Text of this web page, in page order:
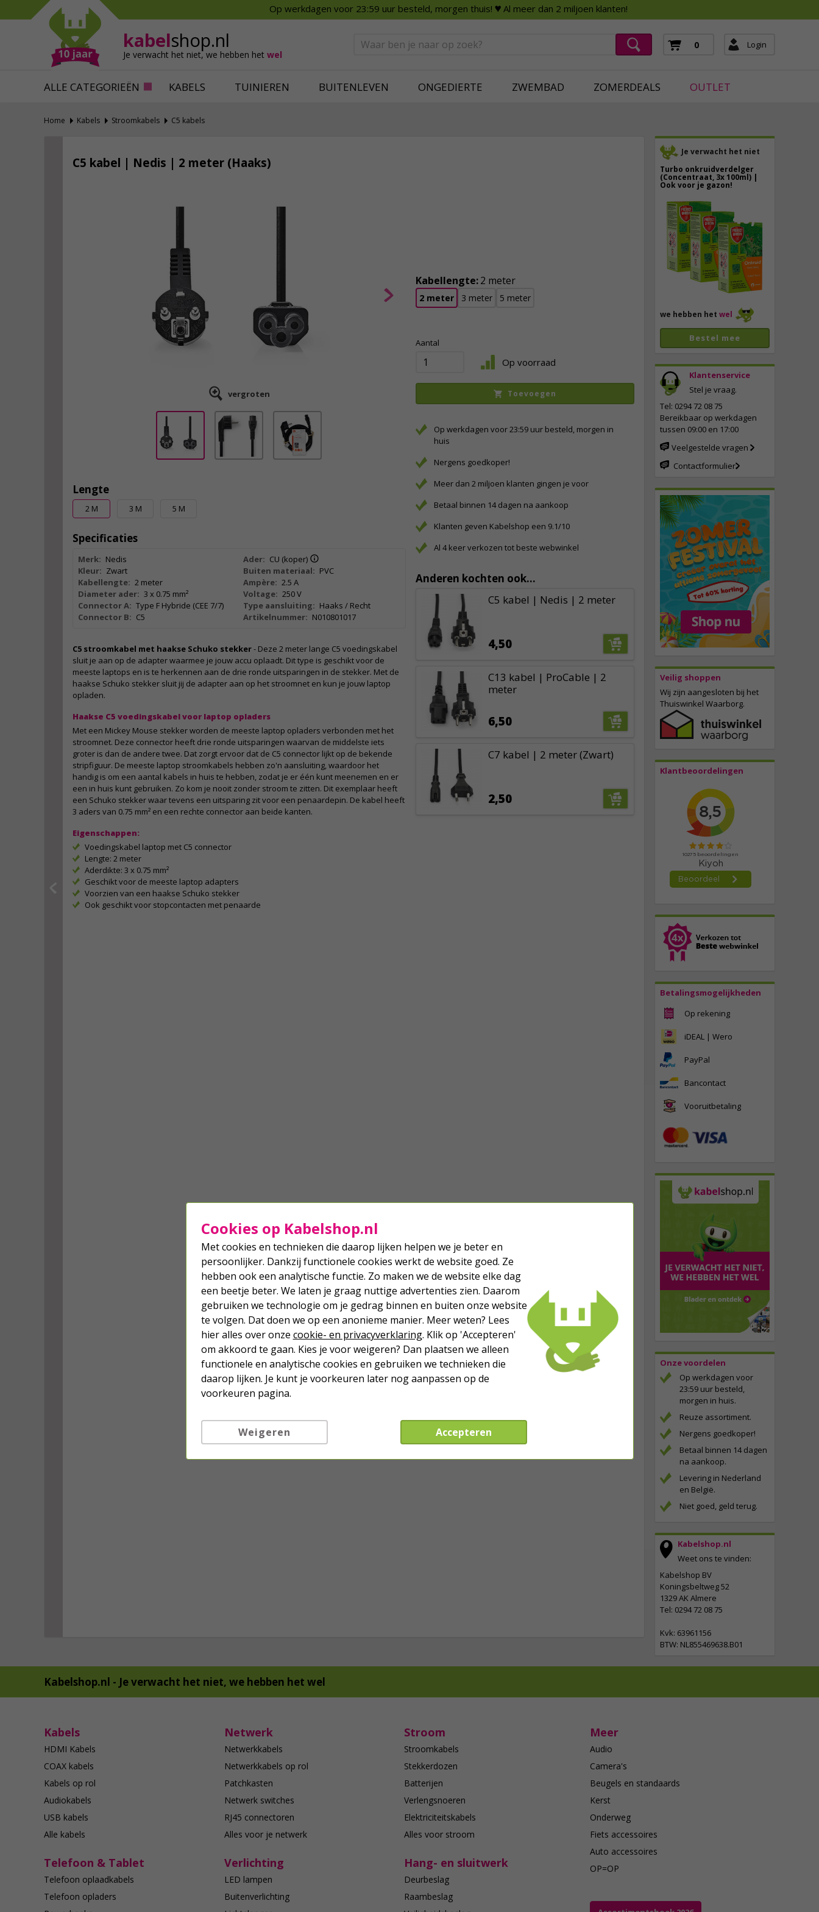
Op werkdagen voor 23:59 uur besteld, morgen thuis! ♥ Al meer dan 2 miljoen klanten!
kabelshop.nl
Je verwacht het niet, we hebben het wel
0 Login
ALLE CATEGORIEËN KABELS TUINIEREN BUITENLEVEN ONGEDIERTE ZWEMBAD ZOMERDEALS OUTLET
Mollen verjagen
Slakken bestrijden
Katten verjagen
Alles tegen ongedierte
Verfbenodigdheden
Behangbenodigdheden
Ventilatie
Smart Home
Deurbellen
Slimme beveiliging
Home Kabels Stroomkabels C5 kabels
Je verwacht het niet
Turbo onkruidverdelger
(Concentraat, 3x 100ml) |
Ook voor je gazon!
40,
we hebben het wel
Bestel mee
Klantenservice
Stel je vraag.
Tel: 0294 72 08 75
Bereikbaar op werkdagen
tussen 09:00 en 17:00
Veelgestelde vragen
Contactformulier
Veilig shoppen
Wij zijn aangesloten bij het
Thuiswinkel Waarborg.
Klantbeoordelingen
Betalingsmogelijkheden
Op rekening
iDEAL | Wero
PayPal
Bancontact
Vooruitbetaling
Onze voordelen
Op werkdagen voor
23:59 uur besteld,
morgen in huis.
Reuze assortiment.
Nergens goedkoper!
Betaal binnen 14 dagen
na aankoop.
Levering in Nederland
en België.
Niet goed, geld terug.
Kabelshop.nl
Weet ons te vinden:
Kabelshop BV
Koningsbeltweg 52
1329 AK Almere
Tel: 0294 72 08 75
Kvk: 63961156
BTW: NL855469638.B01
C5 kabel | Nedis | 2 meter (Haaks)
vergroten
Lengte
2 M 3 M 5 M
Specificaties
Merk: Nedis
Kleur: Zwart
Kabellengte: 2 meter
Diameter ader: 3 x 0.75 mm²
Connector A: Type F Hybride (CEE 7/7)
Connector B: C5
Ader: CU (koper)
Buiten materiaal: PVC
Ampère: 2.5 A
Voltage: 250 V
Type aansluiting: Haaks / Recht
Artikelnummer: N010801017
C5 stroomkabel met haakse Schuko stekker- Deze 2 meter lange C5 voedingskabel
sluit je aan op de adapter waarmee je jouw accu oplaadt. Dit type is geschikt voor de
meeste laptops en is te herkennen aan de drie ronde uitsparingen in de stekker. Met de
haakse Schuko stekker sluit jij de adapter aan op het stroomnet en kun je jouw laptop
opladen.
Haakse C5 voedingskabel voor laptop opladers
Met een Mickey Mouse stekker worden de meeste laptop opladers verbonden met het
stroomnet. Deze connector heeft drie ronde uitsparingen waarvan de middelste iets
groter is dan de andere twee. Dat zorgt ervoor dat de C5 connector lijkt op de bekende
stripfiguur. De meeste laptop stroomkabels hebben zo'n aansluiting, waardoor het
handig is om een aantal kabels in huis te hebben, zodat je er één kunt meenemen en er
een in huis kunt gebruiken. Zo kom je nooit zonder stroom te zitten. Dit exemplaar heeft
een Schuko stekker waar tevens een uitsparing zit voor een penaardepin. De kabel heeft
3 aders van 0.75 mm² en een rechte connector aan beide kanten.
Eigenschappen:
Voedingskabel laptop met C5 connector
Lengte: 2 meter
Aderdikte: 3 x 0.75 mm²
Geschikt voor de meeste laptop adapters
Voorzien van een haakse Schuko stekker
Ook geschikt voor stopcontacten met penaarde
Kabellengte:2 meter
2 meter 3 meter 5 meter
Aantal
Op voorraad
Toevoegen
Op werkdagen voor 23:59 uur besteld, morgen in
huis
Nergens goedkoper!
Meer dan 2 miljoen klanten gingen je voor
Betaal binnen 14 dagen na aankoop
Klanten geven Kabelshop een 9.1/10
Al 4 keer verkozen tot beste webwinkel
Anderen kochten ook...
C5 kabel | Nedis | 2 meter
4,50
C13 kabel | ProCable | 2
meter
6,50
C7 kabel | 2 meter (Zwart)
2,50
Kabelshop.nl - Je verwacht het niet, we hebben het wel
Kabels
HDMI Kabels
COAX kabels
Kabels op rol
Audiokabels
USB kabels
Alle kabels
Netwerk
Netwerkkabels
Netwerkkabels op rol
Patchkasten
Netwerk switches
RJ45 connectoren
Alles voor je netwerk
Stroom
Stroomkabels
Stekkerdozen
Batterijen
Verlengsnoeren
Elektriciteitskabels
Alles voor stroom
Telefoon & Tablet
Telefoon oplaadkabels
Telefoon opladers
Verlichting
LED lampen
Buitenverlichting
Hang- en sluitwerk
Deurbeslag
Raambeslag
Meer
Audio
Camera's
Beugels en standaards
Kerst
Onderweg
Fiets accessoires
Auto accessoires
OP=OP
Cookies op Kabelshop.nl
Met cookies en technieken die daarop lijken helpen we je beter en
persoonlijker. Dankzij functionele cookies werkt de website goed. Ze
hebben ook een analytische functie. Zo maken we de website elke dag
een beetje beter. We laten je graag nuttige advertenties zien. Daarom
gebruiken we technologie om je gedrag binnen en buiten onze website
te volgen. Dat doen we op een anonieme manier. Meer weten? Lees
hier alles over onze cookie- en privacyverklaring. Klik op 'Accepteren'
om akkoord te gaan. Kies je voor weigeren? Dan plaatsen we alleen
functionele en analytische cookies en gebruiken we technieken die
daarop lijken. Je kunt je voorkeuren later nog aanpassen op de
voorkeuren pagina.
Accepteren
Weigeren